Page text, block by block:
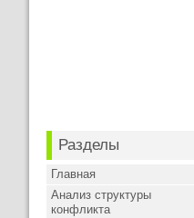
Разделы
Главная
Анализ структуры
конфликта